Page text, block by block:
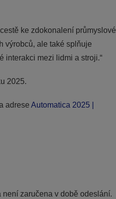
ke zdokonalení průmyslové
výrobců, ale také splňuje
interakci mezi lidmi a stroji.“
2025.
adrese Automatica 2025 |
zaručena v době odeslání.